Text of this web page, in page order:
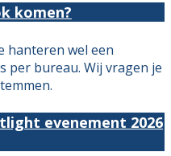
komen?
hanteren wel een
per bureau. Wij vragen je
evenement 2026